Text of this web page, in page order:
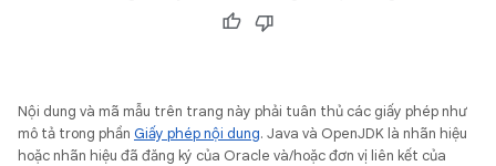
Nội dung và mã mẫu trên trang này phải tuân thủ các giấy phép như
mô tả trong phần Giấy phép nội dung. Java và OpenJDK là nhãn hiệu
hoặc nhãn hiệu đã đăng ký của Oracle và/hoặc đơn vị liên kết của